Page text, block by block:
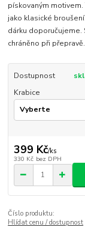
pískovaným
jako klasické
dárku doporučujeme.
chráněno při
Dostupnost
Krabice
399 Kč/ks
330 Kč bez DPH
Číslo produktu:
Hlídat cenu / dostupnost